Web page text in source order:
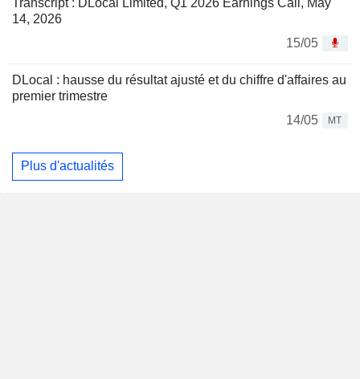
14, 2026
15/05
DLocal : hausse du résultat ajusté et du chiffre d'affaires au
premier trimestre
14/05
MT
Plus d'actualités